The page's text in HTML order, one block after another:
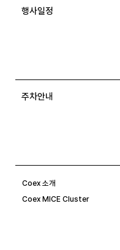
행사일정
주차안내
Coex 소개
Coex MICE Cluster